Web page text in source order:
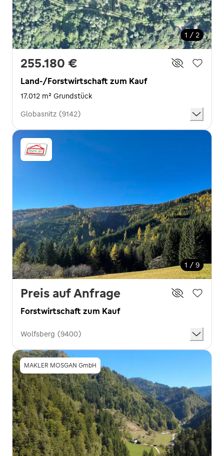
1 / 2
255.180 €
Land-/Forstwirtschaft zum Kauf
17.012 m² Grundstück
Globasnitz (9142)
1 / 9
Preis auf Anfrage
Forstwirtschaft zum Kauf
Wolfsberg (9400)
MAKLER MOSGAN GmbH